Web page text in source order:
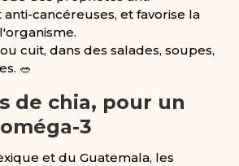
cancéreuses, et favorise la
cuit, dans des salades, soupes,
🥗
de chia, pour un
3
et du Guatemala, les